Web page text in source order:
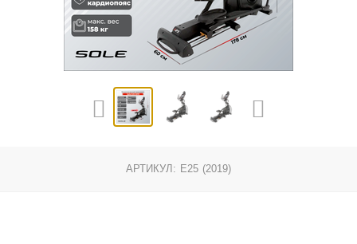
АРТИКУЛ: E25 (2019)